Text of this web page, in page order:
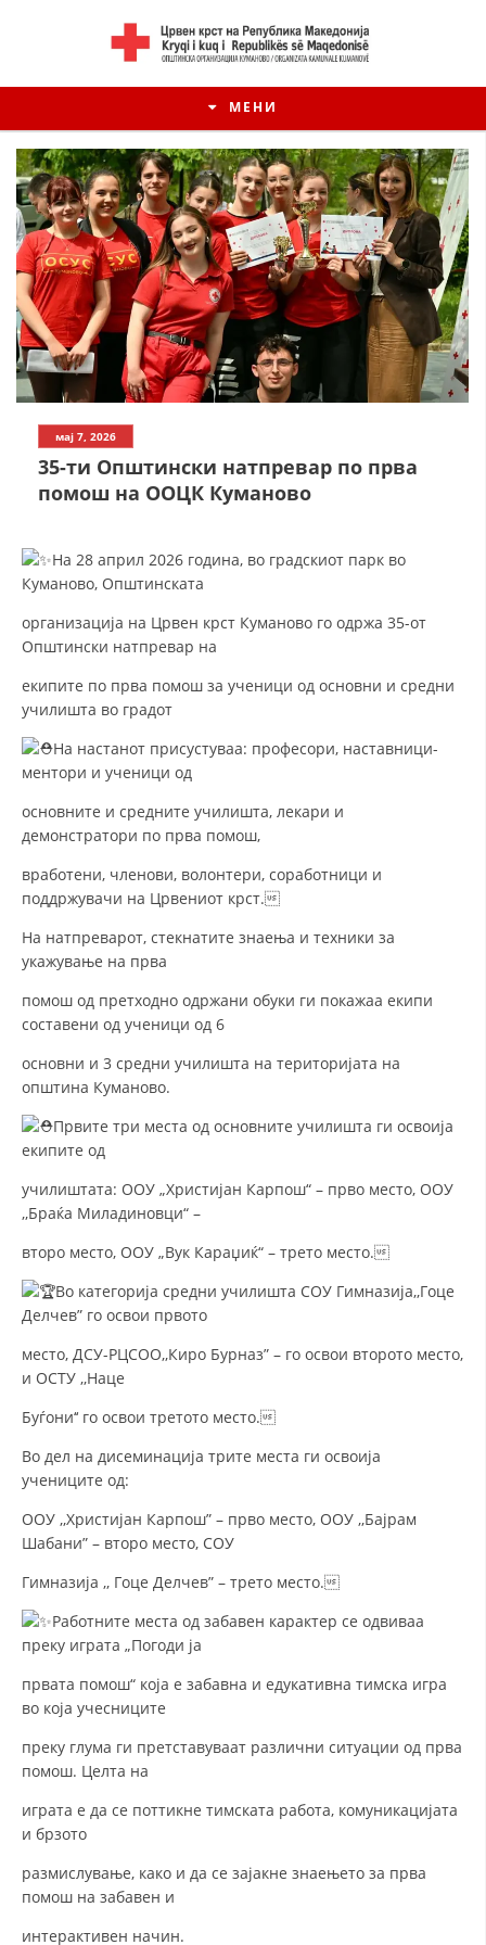
МЕНИ
ИСТОРИЈАТ НА ЦКРМ
СТРУКТУРА И ОРГАНИЗАЦИОНА ПОСТАВЕНОСТ – ОПШТИНСКА
ОРГАНИЗАЦИЈА КУМАНОВО
СТАТУТ НА ЦКРМ
ОРГАНИЗАЦИЈА И РАЗВОЈ
СОБРАНИЕ
УПОТРЕБА И ЗАШТИТА НА АМБЛЕМОТ
СОЦИЈАЛНО ХУМАНИТАРНА ДЕЈНОСТ
ПОДГОТВЕНОСТ И ДЕЈСТВО ПРИ КАТАСТРОФИ
ТИМ ЗА ОДГОВОР ПРИ КАТАСТРОФИ ПРИ ООЦК КУМАНОВО
ОДНОСИ СО ЈАВНОСТ
ДОГОВОРИ
ЗДРАВСТВЕНО ПРЕВЕНТИВНА ДЕЈНОСТ
ПРВА ПОМОШ
КРВОДАРИТЕЛСТВО
ЗА НАС
мај 7, 2026
35-ти Општински натпревар по прва
помош на ООЦК Куманово
На 28 април 2026 година, во градскиот парк во
Куманово, Општинската
организација на Црвен крст Куманово го одржа 35-от
Општински натпревар на
екипите по прва помош за ученици од основни и средни
училишта во градот
На настанот присустуваа: професори, наставници-
ментори и ученици од
основните и средните училишта, лекари и
демонстратори по прва помош,
вработени, членови, волонтери, соработници и
поддржувачи на Црвениот крст.
На натпреварот, стекнатите знаења и техники за
укажување на прва
помош од претходно одржани обуки ги покажаа екипи
составени од ученици од 6
основни и 3 средни училишта на територијата на
општина Куманово.
Првите три места од основните училишта ги освоија
екипите од
училиштата: ООУ „Христијан Карпош“ – прво место, ООУ
,,Браќа Миладиновци“ –
второ место, ООУ „Вук Караџиќ“ – трето место.
Во категорија средни училишта СОУ Гимназија,,Гоце
Делчев” го освои првото
место, ДСУ-РЦСОО,,Киро Бурназ” – го освои второто место,
и ОСТУ ,,Наце
Буѓони‘‘ го освои третото место.
Во дел на дисеминација трите места ги освоија
учениците од:
ООУ ,,Христијан Карпош” – прво место, ООУ ,,Бајрам
Шабани” – второ место, СОУ
Гимназија ,, Гоце Делчев” – трето место.
Работните места од забавен карактер се одвиваа
преку играта „Погоди ја
првата помош“ која е забавна и едукативна тимска игра
во која учесниците
преку глума ги претставуваат различни ситуации од прва
помош. Целта на
играта е да се поттикне тимската работа, комуникацијата
и брзото
размислување, како и да се зајакне знаењето за прва
помош на забавен и
интерактивен начин.